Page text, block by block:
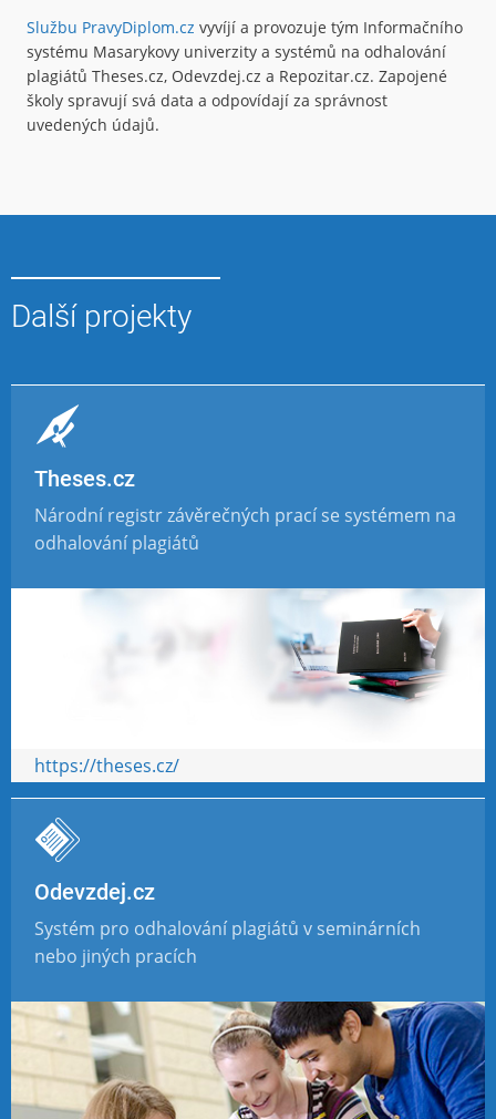
Službu PravyDiplom.cz vyvíjí a provozuje tým Informačního
systému Masarykovy univerzity a systémů na odhalování
plagiátů Theses.cz, Odevzdej.cz a Repozitar.cz. Zapojené
školy spravují svá data a odpovídají za správnost
uvedených údajů.
Další projekty
Theses.cz
Národní registr závěrečných prací se systémem na
odhalování plagiátů
https://theses.cz/
Odevzdej.cz
Systém pro odhalování plagiátů v seminárních
nebo jiných pracích